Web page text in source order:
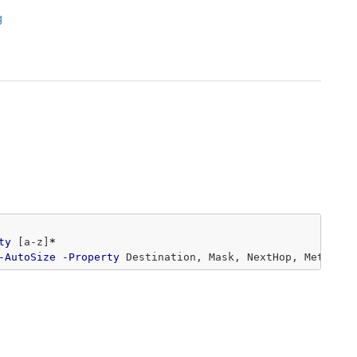
[ a-z ] *
AutoSize
-Property Destination , Mask , NextHop , Metric1